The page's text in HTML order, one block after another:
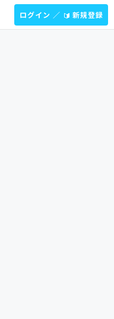
ログイン ／ 新規登録